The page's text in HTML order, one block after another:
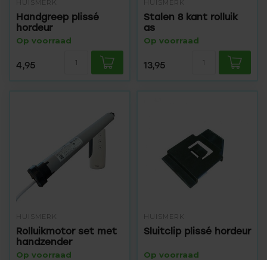
HUISMERK
Handgreep plissé
hordeur
Op voorraad
4,95
HUISMERK
Stalen 8 kant rolluik
as
Op voorraad
13,95
HUISMERK
Rolluikmotor set met
handzender
Op voorraad
HUISMERK
Sluitclip plissé hordeur
Op voorraad